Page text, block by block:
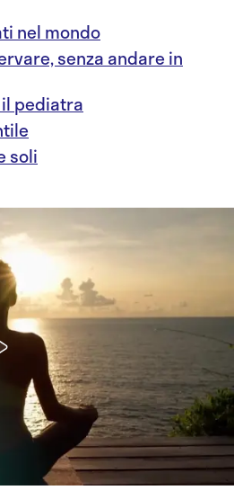
nel mondo
senza andare in
pediatra
soli